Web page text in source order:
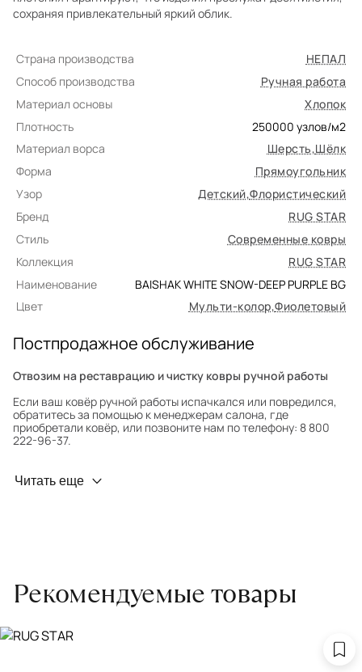
сохраняя привлекательный яркий облик.
Страна производства
НЕПАЛ
Способ производства
Ручная работа
Материал основы
Хлопок
Плотность
250000 узлов/м2
Материал ворса
Шерсть,Шёлк
Форма
Прямоугольник
Узор
Детский,Флористический
Бренд
RUG STAR
Стиль
Современные ковры
Коллекция
RUG STAR
Наименование
BAISHAK WHITE SNOW-DEEP PURPLE BG
Цвет
Мульти-колор,Фиолетовый
Постпродажное обслуживание
Отвозим на реставрацию и чистку ковры ручной работы
Если ваш ковёр ручной работы испачкался или повредился,
обратитесь за помощью к менеджерам салона, где
приобретали ковёр, или позвоните нам по телефону: 8 800
222-96-37.
Профилактика износа
заборе ковра экспертом либо привозите его в салон.
Читать еще
Рекомендуемые товары